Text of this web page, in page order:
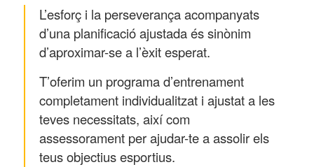
L’esforç i la perseverança acompanyats
d’una planificació ajustada és sinònim
d’aproximar-se a l’èxit esperat.
T’oferim un programa d’entrenament
completament individualitzat i ajustat a les
teves necessitats, així com
assessorament per ajudar-te a assolir els
teus objectius esportius.